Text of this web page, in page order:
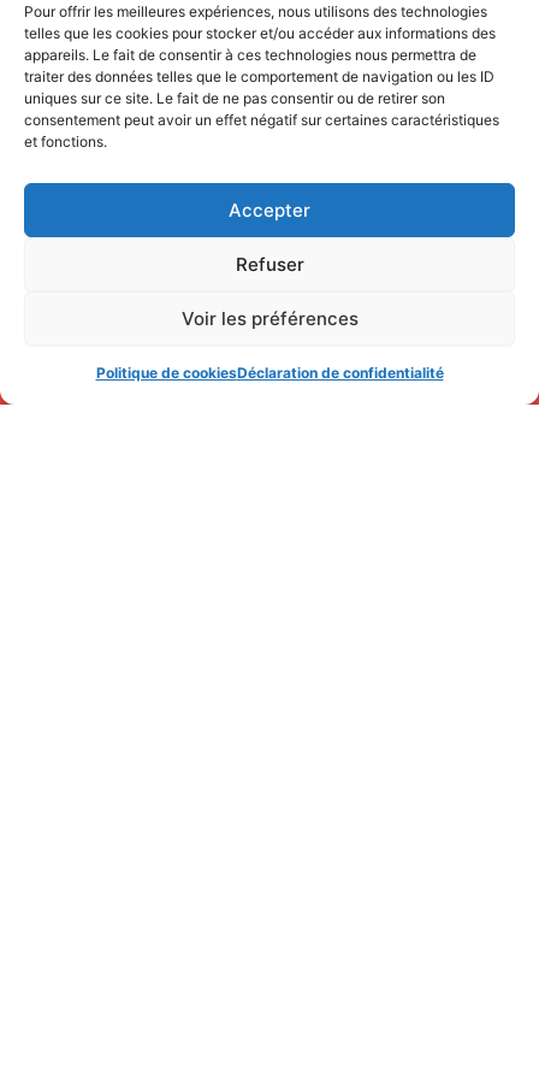
Pour offrir les meilleures expériences, nous utilisons des technologies
telles que les cookies pour stocker et/ou accéder aux informations des
appareils. Le fait de consentir à ces technologies nous permettra de
traiter des données telles que le comportement de navigation ou les ID
uniques sur ce site. Le fait de ne pas consentir ou de retirer son
consentement peut avoir un effet négatif sur certaines caractéristiques
et fonctions.
Accepter
Refuser
Voir les préférences
Politique de cookiesDéclaration de confidentialité